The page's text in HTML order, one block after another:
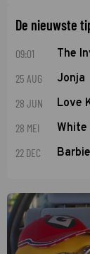
De nieuwste
09:01 The
25 AUG Jonja
28 JUN Love
28 MEI White
22 DEC